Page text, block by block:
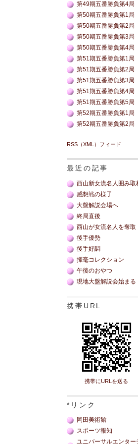
第49期五番勝負第4局
第50期五番勝負第1局
第50期五番勝負第2局
第50期五番勝負第3局
第50期五番勝負第4局
第51期五番勝負第1局
第51期五番勝負第2局
第51期五番勝負第3局
第51期五番勝負第4局
第51期五番勝負第5局
第52期五番勝負第1局
第52期五番勝負第2局
RSS（XML）フィード
最近の記事
西山新女流名人囲み取
感想戦の様子
大盤解説会場へ
終局直後
西山が女流名人を奪取
後手優勢
後手好調
揮毫コレクション
午後のおやつ
現地大盤解説会始まる
携帯URL
携帯にURLを送る
*リンク
岡田美術館
スポーツ報知
ユニバーサルエンター